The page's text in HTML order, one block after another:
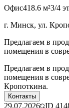
Офис418.6 м²3/4
г. Минск, ул.
Предлагаем в
помещения в
Предлагаем в
помещения в
Кропоткина.
Контакты
29.07.2026 ID